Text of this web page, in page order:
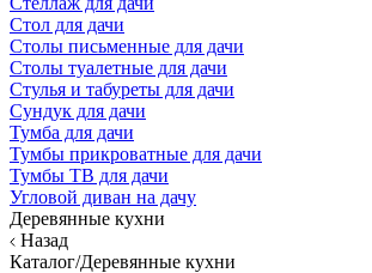
Стол для дачи
Столы письменные для дачи
Столы туалетные для дачи
Стулья и табуреты для дачи
Сундук для дачи
Тумба для дачи
Тумбы прикроватные для дачи
Тумбы ТВ для дачи
Угловой диван на дачу
Деревянные кухни
Назад
Каталог/Деревянные кухни